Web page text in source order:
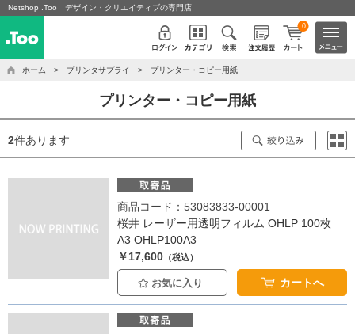
Netshop .Too デザイン・クリエイティブの専門店
0
ホーム > プリンタサプライ > プリンター・コピー用紙
プリンター・コピー用紙
2件あります
商品コード：53083833-00001
桜井 レーザー用透明フィルム OHLP 100枚
A3 OHLP100A3
￥17,600 （税込）
お気に入り カートへ